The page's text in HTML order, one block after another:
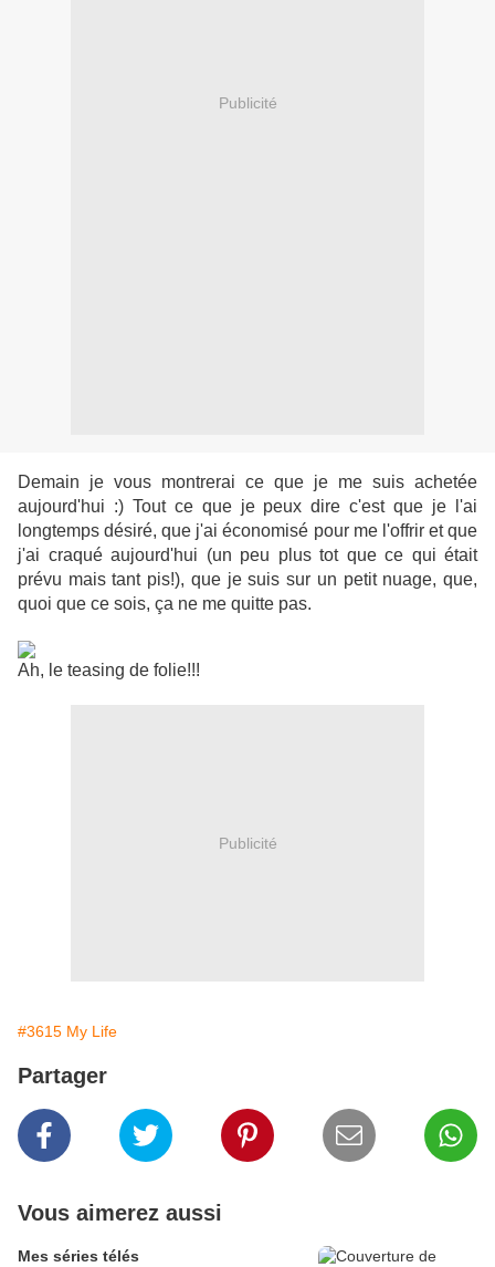
Publicité
Demain je vous montrerai ce que je me suis achetée
aujourd'hui :) Tout ce que je peux dire c'est que je l'ai
longtemps désiré, que j'ai économisé pour me l'offrir et que
j'ai craqué aujourd'hui (un peu plus tot que ce qui était
prévu mais tant pis!), que je suis sur un petit nuage, que,
quoi que ce sois, ça ne me quitte pas.
Ah, le teasing de folie!!!
Publicité
#3615 My Life
Partager
Vous aimerez aussi
Mes séries télés